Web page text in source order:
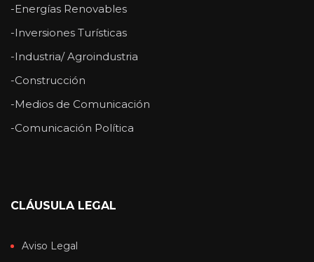
-Energías Renovables
-Inversiones Turísticas
-Industria/ Agroindustria
-Construcción
-Medios de Comunicación
-Comunicación Política
CLÁUSULA LEGAL
Aviso Legal